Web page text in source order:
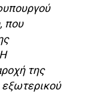
που
της